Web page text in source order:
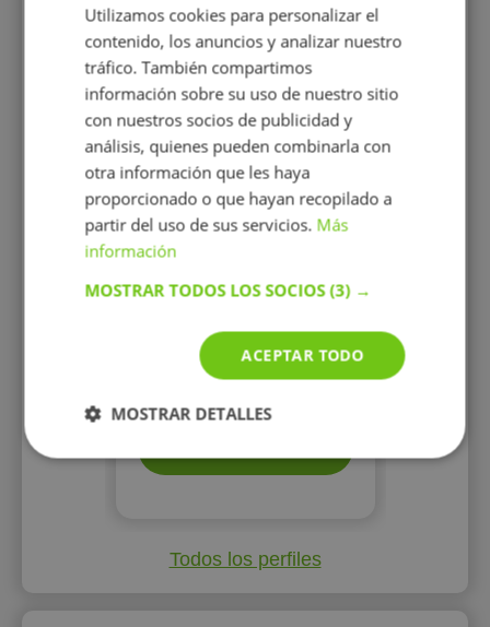
Óscar Julián
González
Profesor de repaso para
alumnos de Primaria, ESO y
Bachillerato.
15 €/h
Todos los perfiles
Utilizamos cookies para personalizar el
contenido, los anuncios y analizar nuestro
tráfico. También compartimos
información sobre su uso de nuestro sitio
con nuestros socios de publicidad y
análisis, quienes pueden combinarla con
otra información que les haya
proporcionado o que hayan recopilado a
partir del uso de sus servicios. Más
información
MOSTRAR TODOS LOS SOCIOS(3) →
ACEPTAR TODO
MOSTRAR DETALLES